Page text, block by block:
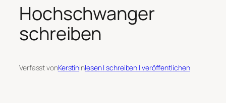
Hochschwanger
schreiben
Verfasst vonKerstininlesen | schreiben | veröffentlichen